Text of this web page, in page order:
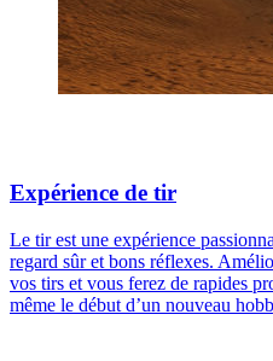
Expérience de tir
Le tir est une expérience
regard sûr et bons réflexes.
vos tirs et vous ferez de rapides
même le début d’un nouveau